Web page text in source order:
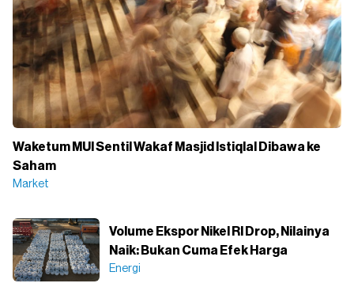
Waketum MUI Sentil Wakaf Masjid Istiqlal Dibawa ke
Saham
Market
Volume Ekspor Nikel RI Drop, Nilainya
Naik: Bukan Cuma Efek Harga
Energi